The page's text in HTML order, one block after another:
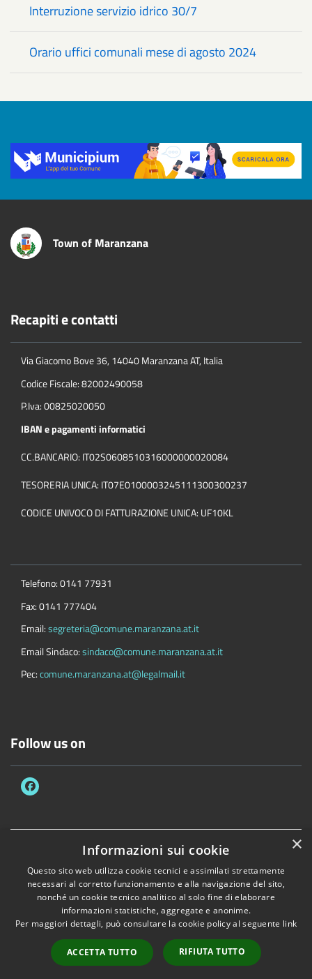
Interruzione servizio idrico 30/7
Orario uffici comunali mese di agosto 2024
Title
Town of Maranzana
Recapiti e contatti
Via Giacomo Bove 36, 14040 Maranzana AT, Italia
Codice Fiscale: 82002490058
P.Iva: 00825020050
IBAN e pagamenti informatici
CC.BANCARIO: IT02S0608510316000000020084
TESORERIA UNICA: IT07E0100003245111300300237
CODICE UNIVOCO DI FATTURAZIONE UNICA: UF10KL
Telefono: 0141 77931
Fax: 0141 777404
Email:segreteria@comune.maranzana.at.it
Email Sindaco:sindaco@comune.maranzana.at.it
Pec:comune.maranzana.at@legalmail.it
Follow us on
Accessibility Privacy Cookie Sitemap
Dichiarazione di accessibilità
Comune convenzionatoAstigov
Progetto|Convenzione|Adesioni
×
Informazioni sui cookie
Questo sito web utilizza cookie tecnici e assimilati strettamente
necessari al corretto funzionamento e alla navigazione del sito,
nonché un cookie tecnico analitico al solo fine di elaborare
informazioni statistiche, aggregate e anonime.
Per maggiori dettagli, può consultare la cookie policy al seguente link
ACCETTA TUTTO RIFIUTA TUTTO